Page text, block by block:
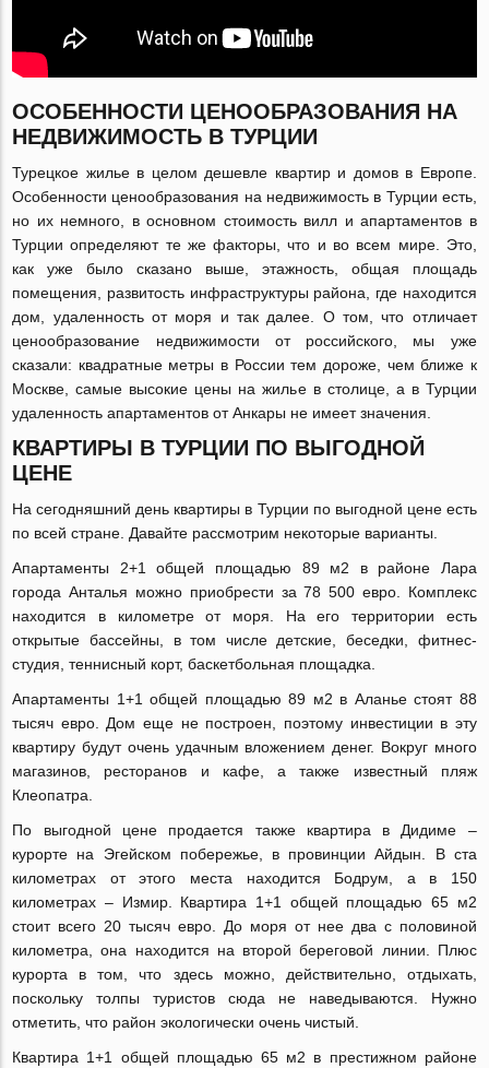
ОСОБЕННОСТИ ЦЕНООБРАЗОВАНИЯ НА
НЕДВИЖИМОСТЬ В ТУРЦИИ
Турецкое жилье в целом дешевле квартир и домов в Европе.
Особенности ценообразования на недвижимость в Турции есть,
но их немного, в основном стоимость вилл и апартаментов в
Турции определяют те же факторы, что и во всем мире. Это,
как уже было сказано выше, этажность, общая площадь
помещения, развитость инфраструктуры района, где находится
дом, удаленность от моря и так далее. О том, что отличает
ценообразование недвижимости от российского, мы уже
сказали: квадратные метры в России тем дороже, чем ближе к
Москве, самые высокие цены на жилье в столице, а в Турции
удаленность апартаментов от Анкары не имеет значения.
КВАРТИРЫ В ТУРЦИИ ПО ВЫГОДНОЙ
ЦЕНЕ
На сегодняшний день квартиры в Турции по выгодной цене есть
по всей стране. Давайте рассмотрим некоторые варианты.
Апартаменты 2+1 общей площадью 89 м2 в районе Лара
города Анталья можно приобрести за 78 500 евро. Комплекс
находится в километре от моря. На его территории есть
открытые бассейны, в том числе детские, беседки, фитнес-
студия, теннисный корт, баскетбольная площадка.
Апартаменты 1+1 общей площадью 89 м2 в Аланье стоят 88
тысяч евро. Дом еще не построен, поэтому инвестиции в эту
квартиру будут очень удачным вложением денег. Вокруг много
магазинов, ресторанов и кафе, а также известный пляж
Клеопатра.
По выгодной цене продается также квартира в Дидиме –
курорте на Эгейском побережье, в провинции Айдын. В ста
километрах от этого места находится Бодрум, а в 150
километрах – Измир. Квартира 1+1 общей площадью 65 м2
стоит всего 20 тысяч евро. До моря от нее два с половиной
километра, она находится на второй береговой линии. Плюс
курорта в том, что здесь можно, действительно, отдыхать,
поскольку толпы туристов сюда не наведываются. Нужно
отметить, что район экологически очень чистый.
Квартира 1+1 общей площадью 65 м2 в престижном районе